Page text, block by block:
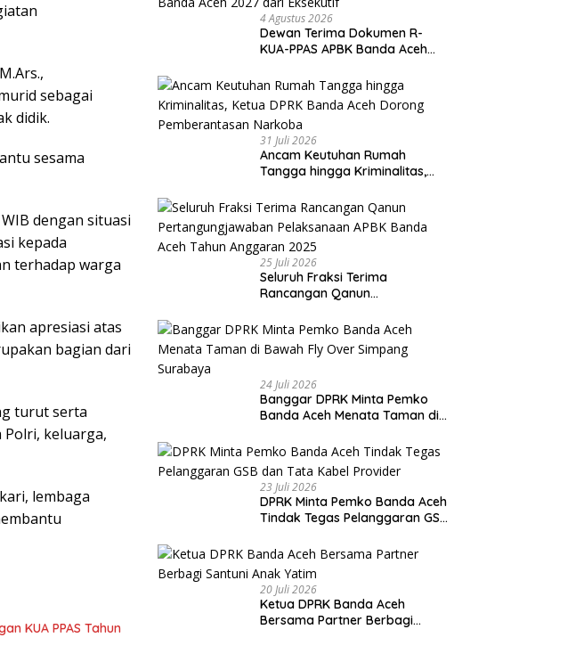
sebagai
didik.
sesama
dengan situasi
kepada
terhadap warga
apresiasi atas
bagian dari
turut serta
keluarga,
lembaga
KUA PPAS Tahun
4 Agustus 2026
Dewan Terima Dokumen R-
KUA-PPAS APBK Banda Aceh
31 Juli 2026
Ancam Keutuhan Rumah
Tangga hingga Kriminalitas,
Dorong Pemberantasan
Narkoba
25 Juli 2026
Seluruh Fraksi Terima
Rancangan Qanun
Pelaksanaan APBK Banda Aceh
Tahun Anggaran 2025
24 Juli 2026
Banggar DPRK Minta Pemko
Banda Aceh Menata Taman di
Surabaya
23 Juli 2026
DPRK Minta Pemko Banda Aceh
Tindak Tegas Pelanggaran GSB
20 Juli 2026
Ketua DPRK Banda Aceh
Bersama Partner Berbagi